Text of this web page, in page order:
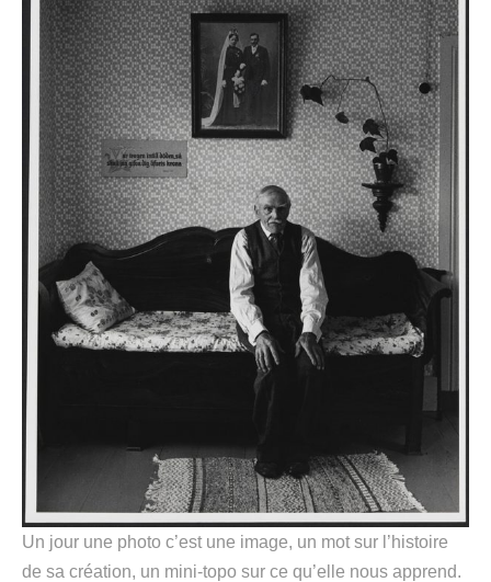
Un jour une photo c’est une image, un mot sur l’histoire
de sa création, un mini-topo sur ce qu’elle nous apprend.